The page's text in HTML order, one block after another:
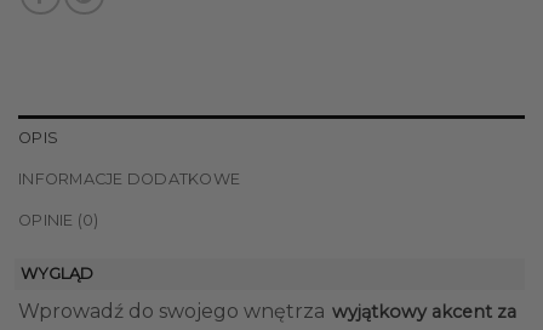
OPIS
INFORMACJE DODATKOWE
OPINIE (0)
WYGLĄD
Wprowadź do swojego wnętrza wyjątkowy akcent za